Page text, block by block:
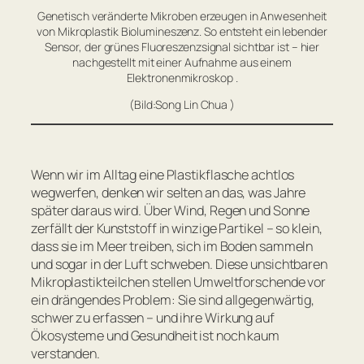
Genetisch veränderte Mikroben erzeugen in Anwesenheit
von Mikroplastik Biolumineszenz. So entsteht ein lebender
Sensor, der grünes Fluoreszenzsignal sichtbar ist – hier
nachgestellt mit einer Aufnahme aus einem
Elektronenmikroskop .
(Bild:Song Lin Chua )
Wenn wir im Alltag eine Plastikflasche achtlos
wegwerfen, denken wir selten an das, was Jahre
später daraus wird. Über Wind, Regen und Sonne
zerfällt der Kunststoff in winzige Partikel – so klein,
dass sie im Meer treiben, sich im Boden sammeln
und sogar in der Luft schweben. Diese unsichtbaren
Mikroplastikteilchen stellen Umweltforschende vor
ein drängendes Problem: Sie sind allgegenwärtig,
schwer zu erfassen – und ihre Wirkung auf
Ökosysteme und Gesundheit ist noch kaum
verstanden.